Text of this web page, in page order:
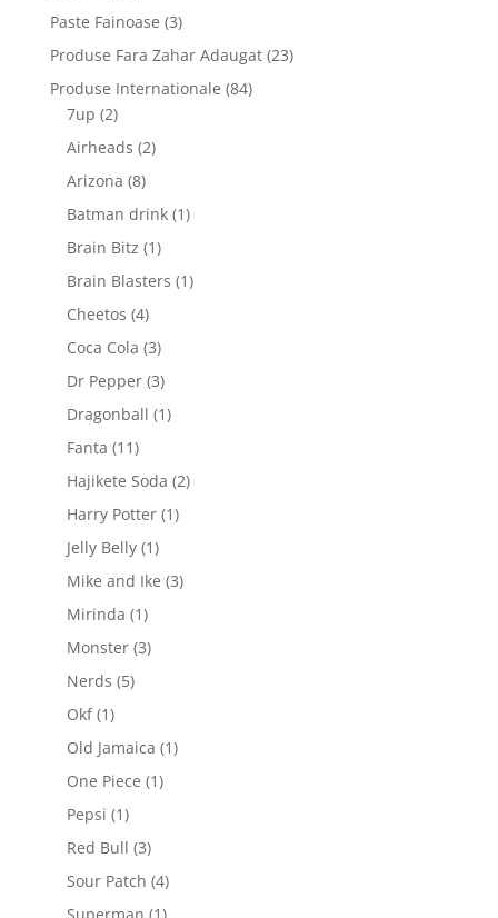
produse
Paste Fainoase 33
produse
Produse Fara Zahar Adaugat 2323
Produse Internationale 8484
7up 22
produse
Airheads 22
Arizona 88
produse
Batman drink 11
Brain Bitz 11
produs
Brain Blasters 11
Cheetos 44
produse
Coca Cola 33
produse
Dr Pepper 33
produse
Dragonball 11
Fanta 1111
produse
Hajikete Soda 22
Harry Potter 11
Jelly Belly 11
produs
Mike and Ike 33
Mirinda 11
produs
Monster 33
Nerds 55
Okf 11
produs
Old Jamaica 11
One Piece 11
Pepsi 11
produs
Red Bull 33
produse
Sour Patch 44
produse
1